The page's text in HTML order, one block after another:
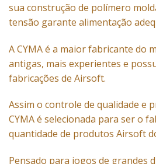
sua construção de polímero
tensão garante alimentação
A CYMA é a maior fabricante do
antigas, mais experientes e
fabricações de Airsoft.
Assim o controle de qualidade e
CYMA é selecionada para ser o
quantidade de produtos Airsoft
Pensado para jogos de grandes